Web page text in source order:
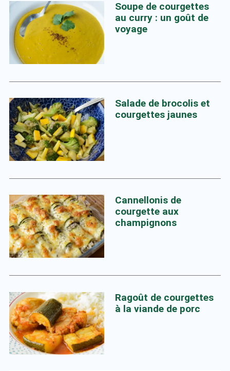
Soupe de courgettes
au curry : un goût de
voyage
Salade de brocolis et
courgettes jaunes
Cannellonis de
courgette aux
champignons
Ragoût de courgettes
à la viande de porc